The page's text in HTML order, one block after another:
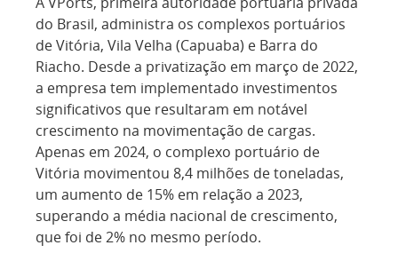
do Brasil, administra os complexos portuários
de Vitória, Vila Velha (Capuaba) e Barra do
Riacho. Desde a privatização em março de 2022,
a empresa tem implementado investimentos
significativos que resultaram em notável
crescimento na movimentação de cargas.
Apenas em 2024, o complexo portuário de
Vitória movimentou 8,4 milhões de toneladas,
um aumento de 15% em relação a 2023,
superando a média nacional de crescimento,
que foi de 2% no mesmo período.